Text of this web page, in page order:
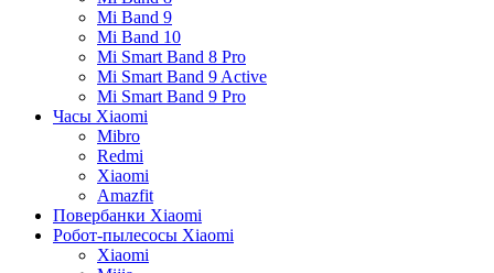
Mi Band 9
Mi Band 10
Mi Smart Band 8 Pro
Mi Smart Band 9 Active
Mi Smart Band 9 Pro
Часы Xiaomi
Mibro
Redmi
Xiaomi
Amazfit
Повербанки Xiaomi
Робот-пылесосы Xiaomi
Xiaomi